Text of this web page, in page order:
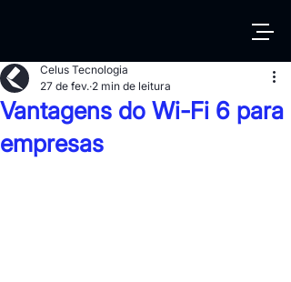
Vantagens do Wi-Fi 6 para
empresas
Celus Tecnologia
27 de fev. 2 min de leitura